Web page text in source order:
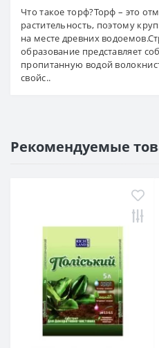
Что такое торф?Торф – это
растительность, поэтому
на месте древних
образование представляет
пропитанную водой
свойс..
Рекомендуемые